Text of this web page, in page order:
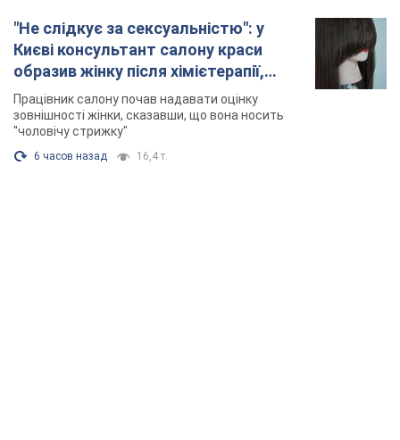
"Не слідкує за сексуальністю": у
Києві консультант салону краси
образив жінку після хімієтерапії,
розгорівся скандал. Фото
Працівник салону почав надавати оцінку
зовнішності жінки, сказавши, що вона носить
"чоловічу стрижку"
6 часов назад 16,4 т.